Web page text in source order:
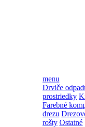
menu
Drviče
prostriedky
Farebné
drezu
rošty Ostatné